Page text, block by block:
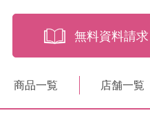
無料資料請求
商品一覧 店舗一覧